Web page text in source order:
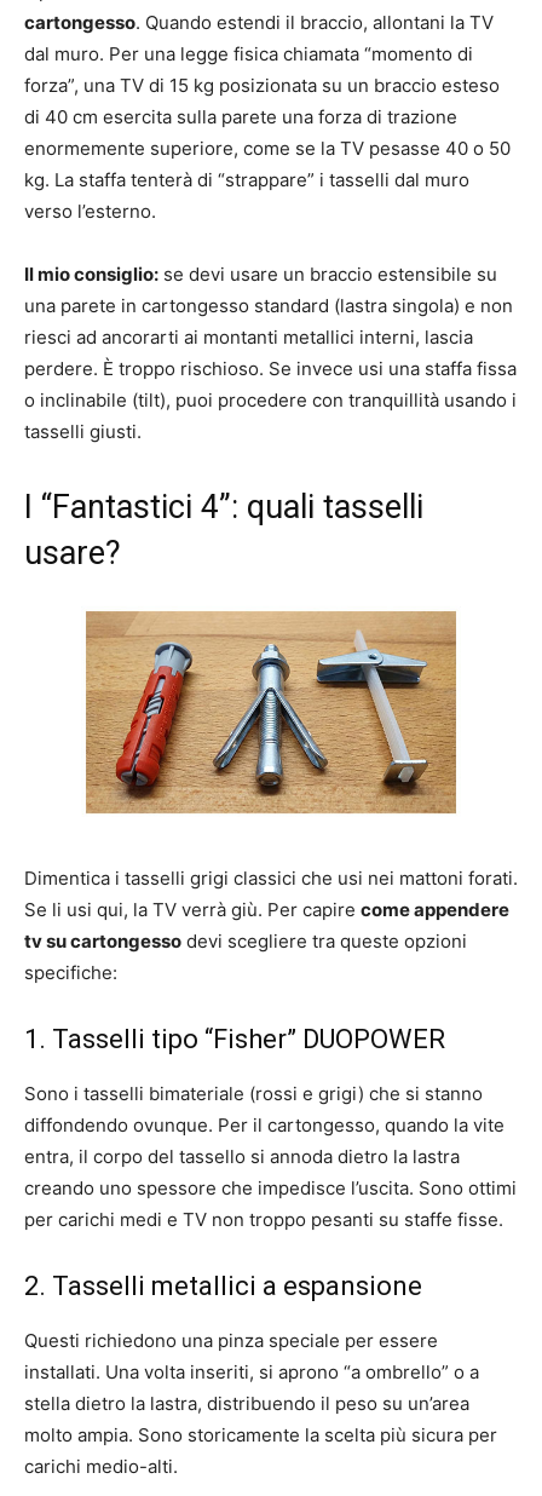
cartongesso. Quando estendi il braccio, allontani la TV
dal muro. Per una legge fisica chiamata “momento di
forza”, una TV di 15 kg posizionata su un braccio esteso
di 40 cm esercita sulla parete una forza di trazione
enormemente superiore, come se la TV pesasse 40 o 50
kg. La staffa tenterà di “strappare” i tasselli dal muro
verso l’esterno.
Il mio consiglio: se devi usare un braccio estensibile su
una parete in cartongesso standard (lastra singola) e non
riesci ad ancorarti ai montanti metallici interni, lascia
perdere. È troppo rischioso. Se invece usi una staffa fissa
o inclinabile (tilt), puoi procedere con tranquillità usando i
tasselli giusti.
I “Fantastici 4”: quali tasselli
usare?
Dimentica i tasselli grigi classici che usi nei mattoni forati.
Se li usi qui, la TV verrà giù. Per capire come appendere
tv su cartongesso devi scegliere tra queste opzioni
specifiche:
1. Tasselli tipo “Fisher” DUOPOWER
Sono i tasselli bimateriale (rossi e grigi) che si stanno
diffondendo ovunque. Per il cartongesso, quando la vite
entra, il corpo del tassello si annoda dietro la lastra
creando uno spessore che impedisce l’uscita. Sono ottimi
per carichi medi e TV non troppo pesanti su staffe fisse.
2. Tasselli metallici a espansione
Questi richiedono una pinza speciale per essere
installati. Una volta inseriti, si aprono “a ombrello” o a
stella dietro la lastra, distribuendo il peso su un’area
molto ampia. Sono storicamente la scelta più sicura per
carichi medio-alti.